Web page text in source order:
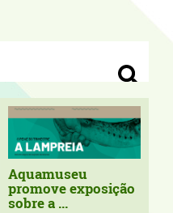
Aquamuseu
promove exposição
sobre a ...